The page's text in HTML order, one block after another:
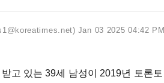
Jan 03 2025 04:42 PM
고 있는 39세 남성이 2019년 토론토